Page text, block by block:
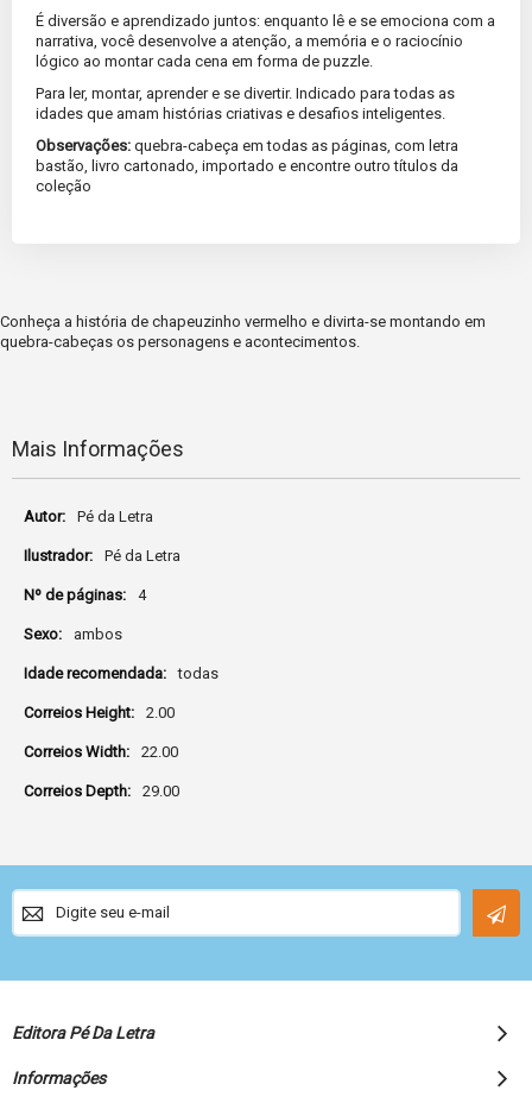
É diversão e aprendizado juntos: enquanto lê e se emociona com a
narrativa, você desenvolve a atenção, a memória e o raciocínio
lógico ao montar cada cena em forma de puzzle.
Para ler, montar, aprender e se divertir. Indicado para todas as
idades que amam histórias criativas e desafios inteligentes.
Observações: quebra-cabeça em todas as páginas, com letra
bastão, livro cartonado, importado e encontre outro títulos da
coleção
Conheça a história de chapeuzinho vermelho e divirta-se montando em
quebra-cabeças os personagens e acontecimentos.
Mais Informações
Informações
Pé da Letra
Pé da Letra
4
ambos
todas
2.00
22.00
29.00
Sign
Up
for
Newsletter:
Editora Pé Da Letra
Informações